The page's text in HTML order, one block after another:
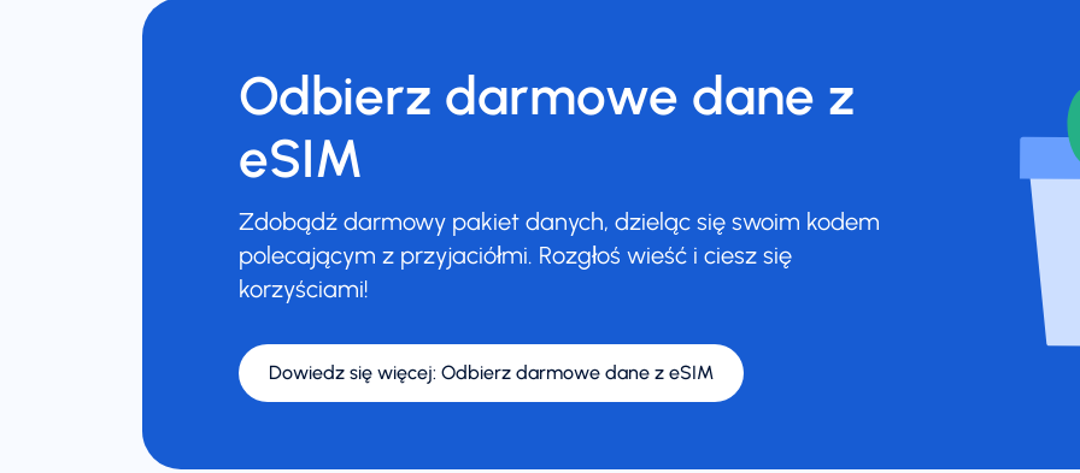
Odbierz darmowe dane z
eSIM
Zdobądź darmowy pakiet danych, dzieląc się swoim kodem
polecającym z przyjaciółmi. Rozgłoś wieść i ciesz się
korzyściami!
Dowiedz się więcej: Odbierz darmowe dane z eSIM